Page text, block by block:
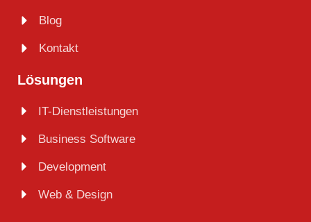
Blog
Kontakt
Lösungen
IT-Dienstleistungen
Business Software
Development
Web & Design